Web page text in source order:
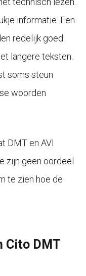
informatie. Een
redelijk goed
langere teksten.
soms steun
woorden
DMT en AVI
zijn geen oordeel
te zien hoe de
Cito DMT